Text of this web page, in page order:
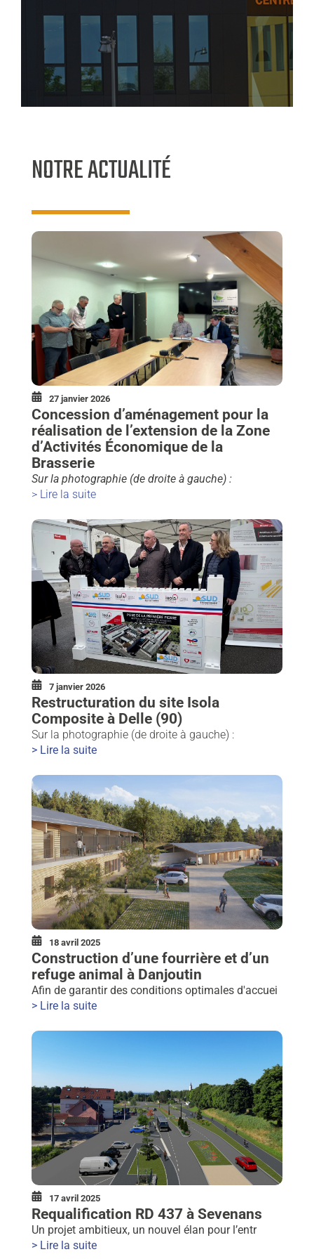
NOTRE ACTUALITÉ
27 janvier 2026
Concession d’aménagement pour la
réalisation de l’extension de la Zone
d’Activités Économique de la
Brasserie
Sur la photographie (de droite à gauche) :
> Lire la suite
7 janvier 2026
Restructuration du site Isola
Composite à Delle (90)
Sur la photographie (de droite à gauche) :
> Lire la suite
18 avril 2025
Construction d’une fourrière et d’un
refuge animal à Danjoutin
Afin de garantir des conditions optimales d'accuei
> Lire la suite
17 avril 2025
Requalification RD 437 à Sevenans
Un projet ambitieux, un nouvel élan pour l’entr
> Lire la suite